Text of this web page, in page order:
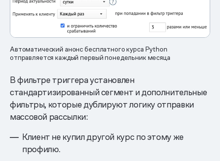
Автоматический анонс бесплатного курса Python
отправляется каждый первый понедельник месяца
В фильтре триггера установлен
стандартизированный сегмент и дополнительные
фильтры, которые дублируют логику отправки
массовой рассылки:
Клиент не купил другой курс по этому же
профилю.